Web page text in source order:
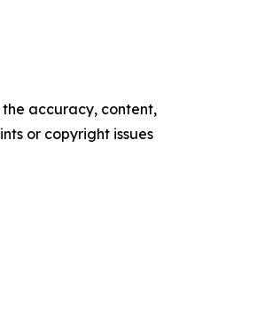
accuracy, content,
or copyright issues